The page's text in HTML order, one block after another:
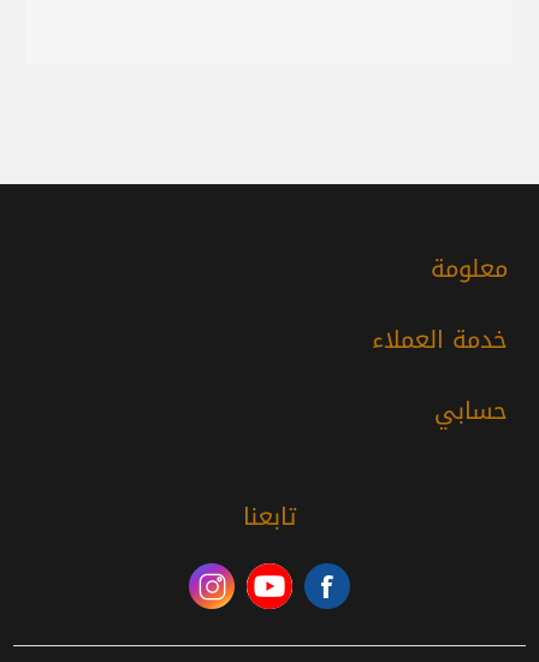
معلومة
خدمة العملاء
حسابي
تابعنا